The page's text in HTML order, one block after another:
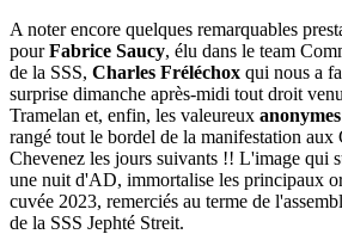
A noter encore quelques remarquables
pourFabrice Saucy, élu dans le team
de la SSS, Charles Fréléchox qui nous a
surprise dimanche après-midi tout droit
Tramelan et, enfin, les valeureux anonymes
rangé tout le bordel de la manifestation aux
Chevenez les jours suivants !! L'image qui
une nuit d'AD, immortalise les principaux
cuvée 2023, remerciés au terme de
de la SSS Jephté Streit.